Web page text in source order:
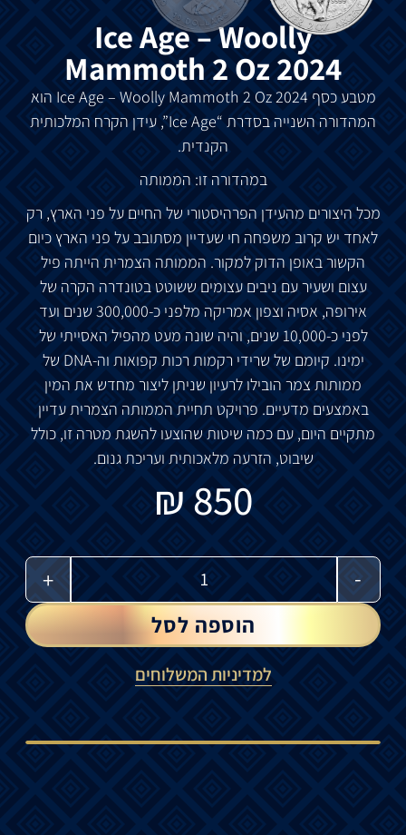
Ice Age – Woolly
Mammoth 2 Oz 2024
מטבעכסף
הוא
המהדורה השנייה בסדרת “Ice Age”, עידן הקרח המלכותית
הקנדית.
במהדורה זו: הממותה
מכל היצורים מהעידן הפרהיסטורי של החיים על פני הארץ,רק
לאחד יש קרוב משפחה חי שעדיין מסתובב על פני הארץ כיום
הקשורבאופן הדוק למקור. הממותה הצמרית הייתה פיל
עצום ושעירעם ניבים עצומים ששוטט בטונדרה הקרה של
אירופה, אסיה וצפון אמריקה מלפני כ-300,000 שנים ועד
לפני כ-10,000 שנים, והיה שונה מעט מהפיל האסייתי של
ימינו. קיומם של שרידי רקמות רכות קפואות וה-DNA
של
ממותותצמר הובילו לרעיון שניתן ליצור מחדש את המין
באמצעים מדעיים. פרויקט תחיית הממותה הצמריתעדיין
מתקיים היום, עם כמה שיטות שהוצעו להשגת מטרה זו, כולל
שיבוט, הזרעה מלאכותית ועריכתגנום.
850
₪
-
+
הוספה לסל
למדיניות המשלוחים